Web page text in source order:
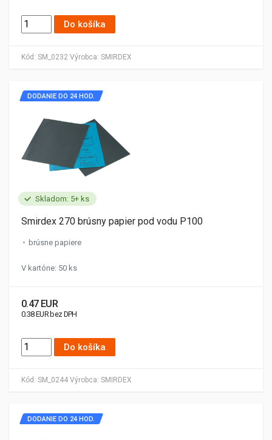
Kód: SM_0232 Výrobca: SMIRDEX
Do košíka
Skladom: 5+ ks
Kód: SM_0244 Výrobca: SMIRDEX
DODANIE DO 24 HOD.
Smirdex 270 brúsny papier pod vodu P100
brúsne papiere
V kartóne: 50 ks
0.47 EUR
0.38 EUR bez DPH
Do košíka
DODANIE DO 24 HOD.